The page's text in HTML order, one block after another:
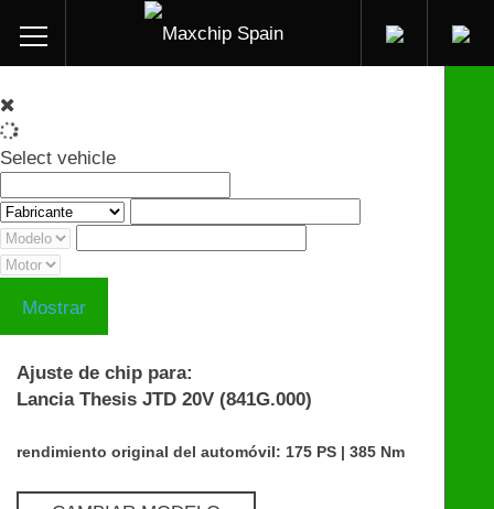
Select vehicle
Mostrar
Ajuste de chip para:
Lancia Thesis JTD 20V (841G.000)
rendimiento original del automóvil: 175 PS | 385 Nm